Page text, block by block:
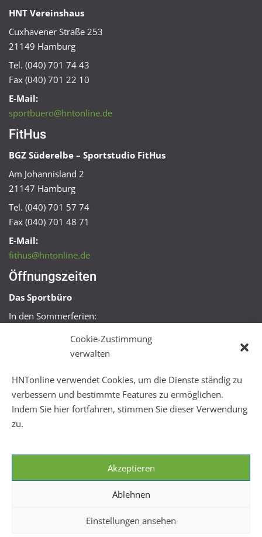
Cookie-Zustimmung
verwalten
HNTonline verwendet Cookies, um die Dienste ständig zu
verbessern und bestimmte Features zu ermöglichen.
Indem Sie hier fortfahren, stimmen Sie dieser Verwendung
zu.
Akzeptieren
Ablehnen
Einstellungen ansehen
HNT Vereinshaus
Cuxhavener Straße 253
21149 Hamburg
Tel. (040) 701 74 43
Fax (040) 701 22 10
E-Mail:
sportbuero@hntonline.de
FitHus
BGZ Süderelbe – Sportstudio FitHus
Am Johannisland 2
21147 Hamburg
Tel. (040) 701 57 74
Fax (040) 701 48 71
E-Mail:
fithus@hntonline.de
Öffnungszeiten
Das Sportbüro
In den Sommerferien:
Mo + Mi 16:00 – 18:00 Uhr
Mo – Fr 08:00 – 22:00 Uhr
Sa + So 10:00 – 18:00 Uhr